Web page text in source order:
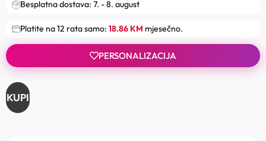
Besplatna dostava: 7. - 8. august
Platite na 12 rata samo: 18.86 KM mjesečno.
PERSONALIZACIJA
KUPI